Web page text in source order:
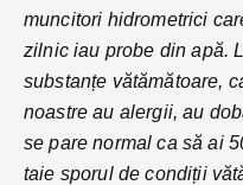
muncitori hidrometrici
zilnic iau probe din apă.
substanțe vătămătoare,
noastre au alergii, au
se pare normal ca să ai
taie sporul de condiții